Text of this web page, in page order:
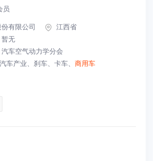
员
有限公司
江西省
无
车空气动力学分会
汽车产业、 刹车、 卡车、 商用车